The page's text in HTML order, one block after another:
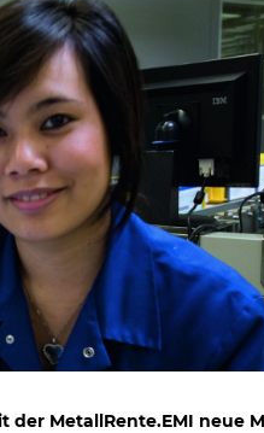
der MetallRente.EMI neue